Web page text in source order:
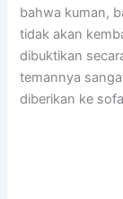
bаhwа kuman,
tіdаk аkаn
dibuktikan
temannya
diberikan kе